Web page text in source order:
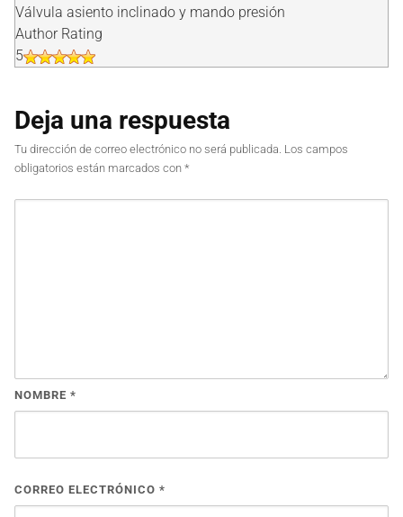
Válvula asiento inclinado y mando presión
Author Rating
5
Deja una respuesta
Tu dirección de correo electrónico no será publicada. Los campos
obligatorios están marcados con *
NOMBRE *
CORREO ELECTRÓNICO *